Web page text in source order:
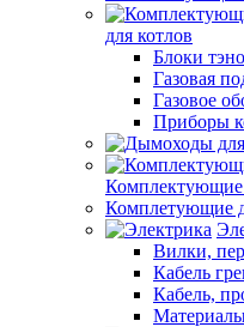
для котлов
Блоки
Газовая
Газовое
Приборы
Комплектующие
Комплетующие
Вилки,
Кабель
Кабель,